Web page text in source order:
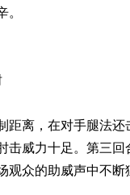
。
距离，在对手腿法
击威力十足。第三
观众的助威声中不